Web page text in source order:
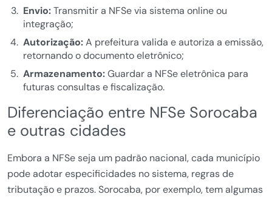
Envio:Transmitir a NFSe via sistema online ou
integração;
Autorização:A prefeitura valida e autoriza a emissão,
retornando o documento eletrônico;
Armazenamento:Guardar a NFSe eletrônica para
futuras consultas e fiscalização.
Diferenciação entre NFSe Sorocaba
e outras cidades
Embora a NFSe seja um padrão nacional, cada município
pode adotar especificidades no sistema, regras de
tributação e prazos. Sorocaba, por exemplo, tem algumas